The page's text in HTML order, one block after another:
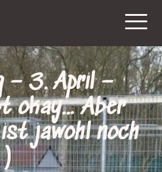
– 3. April –
okay… Aber
jawohl noch
)